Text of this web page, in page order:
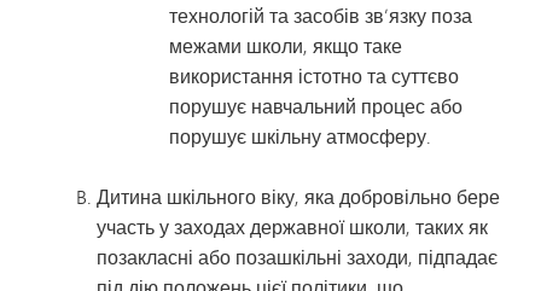
технологій та засобів зв’язку поза
межами школи, якщо таке
використання істотно та суттєво
порушує навчальний процес або
порушує шкільну атмосферу.
Дитина шкільного віку, яка добровільно бере
участь у заходах державної школи, таких як
позакласні або позашкільні заходи, підпадає